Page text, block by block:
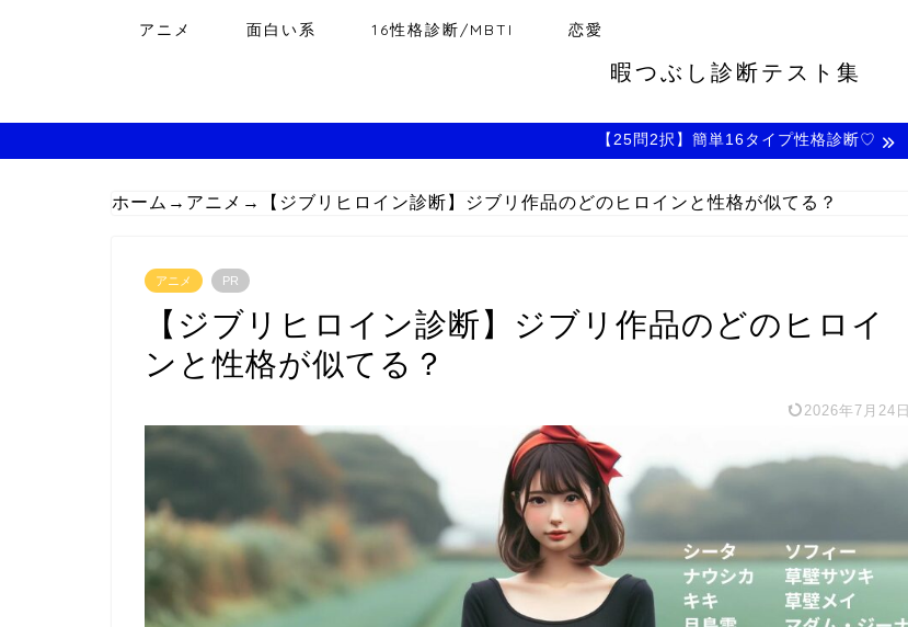
アニメ 面白い系 16性格診断/MBTI 恋愛
暇つぶし診断テスト集
【25問2択】簡単16タイプ性格診断♡
ホーム → アニメ → 【ジブリヒロイン診断】ジブリ作品のどのヒロインと性格が似てる？
アニメ PR
【ジブリヒロイン診断】ジブリ作品のどのヒロイ
ンと性格が似てる？
2026年7月24日